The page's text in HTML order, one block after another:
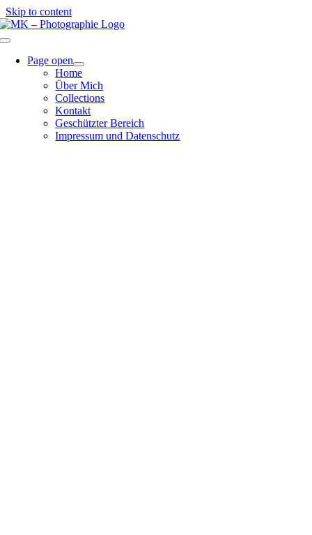
Skip to content
Page open
Home
Über Mich
Collections
Kontakt
Geschützter Bereich
Impressum und Datenschutz